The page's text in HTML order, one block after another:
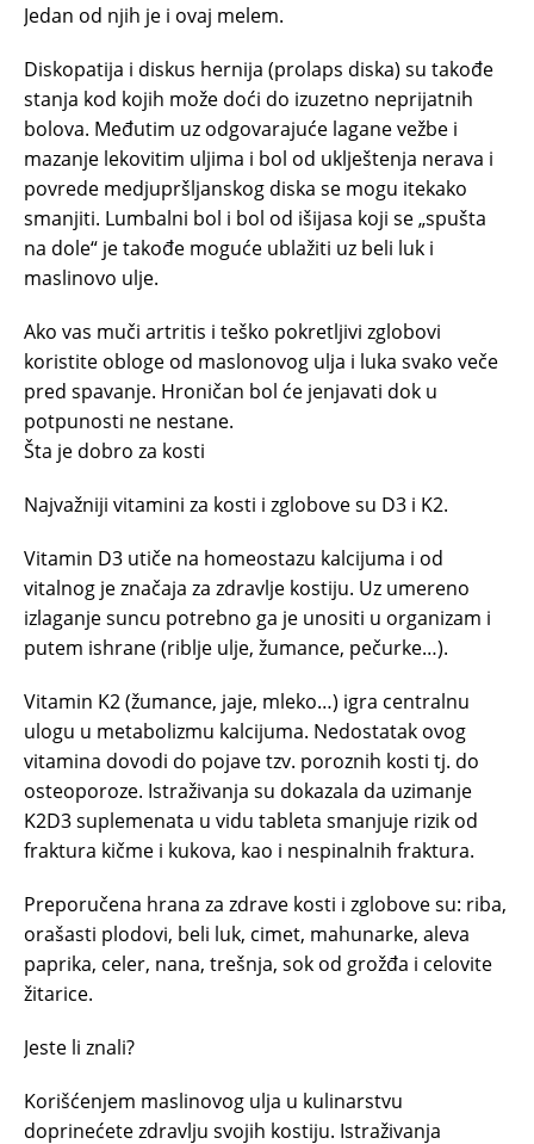
Jedan od njih je i ovaj melem.
Diskopatija i diskus hernija (prolaps diska) su takođe
stanja kod kojih može doći do izuzetno neprijatnih
bolova. Međutim uz odgovarajuće lagane vežbe i
mazanje lekovitim uljima i bol od uklještenja nerava i
povrede medjupršljanskog diska se mogu itekako
smanjiti. Lumbalni bol i bol od išijasa koji se „spušta
na dole“ je takođe moguće ublažiti uz beli luk i
maslinovo ulje.
Ako vas muči artritis i teško pokretljivi zglobovi
koristite obloge od maslonovog ulja i luka svako veče
pred spavanje. Hroničan bol će jenjavati dok u
potpunosti ne nestane.
Šta je dobro za kosti
Najvažniji vitamini za kosti i zglobove su D3 i K2.
Vitamin D3 utiče na homeostazu kalcijuma i od
vitalnog je značaja za zdravlje kostiju. Uz umereno
izlaganje suncu potrebno ga je unositi u organizam i
putem ishrane (riblje ulje, žumance, pečurke…).
Vitamin K2 (žumance, jaje, mleko…) igra centralnu
ulogu u metabolizmu kalcijuma. Nedostatak ovog
vitamina dovodi do pojave tzv. poroznih kosti tj. do
osteoporoze. Istraživanja su dokazala da uzimanje
K2D3 suplemenata u vidu tableta smanjuje rizik od
fraktura kičme i kukova, kao i nespinalnih fraktura.
Preporučena hrana za zdrave kosti i zglobove su: riba,
orašasti plodovi, beli luk, cimet, mahunarke, aleva
paprika, celer, nana, trešnja, sok od grožđa i celovite
žitarice.
Jeste li znali?
Korišćenjem maslinovog ulja u kulinarstvu
doprinećete zdravlju svojih kostiju. Istraživanja